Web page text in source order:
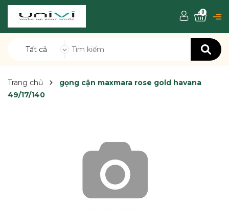
Tất cả
0
Trang chủ
gọng cận maxmara rose gold havana
49/17/140